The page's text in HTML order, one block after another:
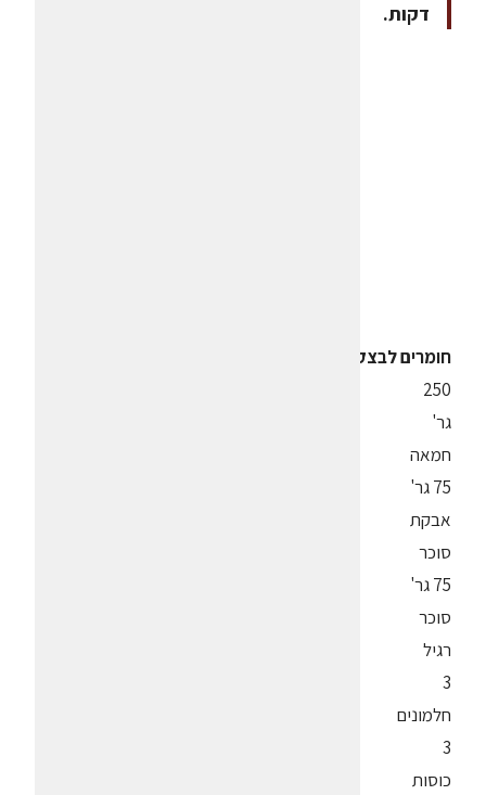
דקות.
חומרים לבצק:
250
גר'
חמאה
75 גר'
אבקת
סוכר
75 גר'
סוכר
רגיל
3
חלמונים
3
כוסות